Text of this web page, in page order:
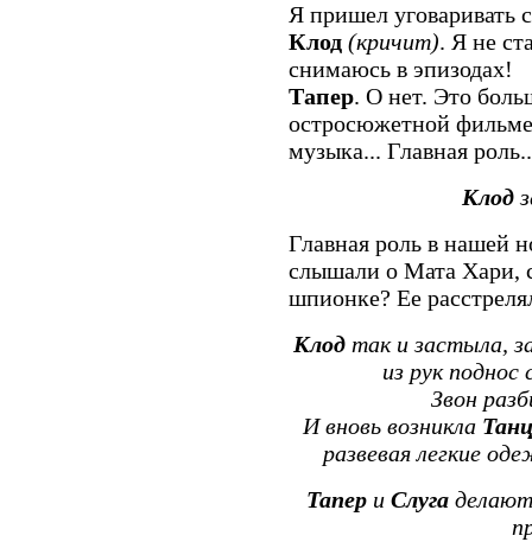
Я пришел уговаривать
Клод (кричит). Я не
снимаюсь в эпизодах!
Тапер. О нет. Это
остросюжетной
музыка... Главная
Клод
Главная роль в нашей
слышали о Мата Хари,
шпионке? Ее
Клодтак и застыла,
из рук
Звон
И вновь возникла
развевая легкие
Тапери Слугаделают